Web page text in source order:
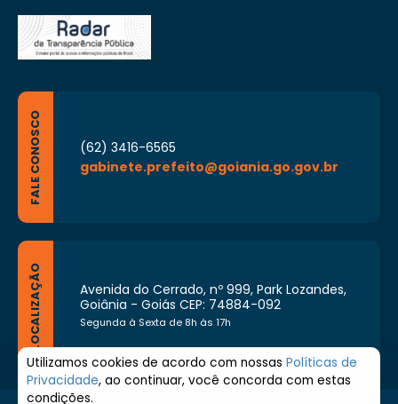
FALE CONOSCO
(62) 3416-6565
gabinete.prefeito@goiania.go.gov.br
LOCALIZAÇÃO
Avenida do Cerrado, nº 999, Park Lozandes,
Goiânia - Goiás CEP: 74884-092
Segunda à Sexta de 8h às 17h
Utilizamos cookies de acordo com nossas Políticas de
Privacidade, ao continuar, você concorda com estas
condições.